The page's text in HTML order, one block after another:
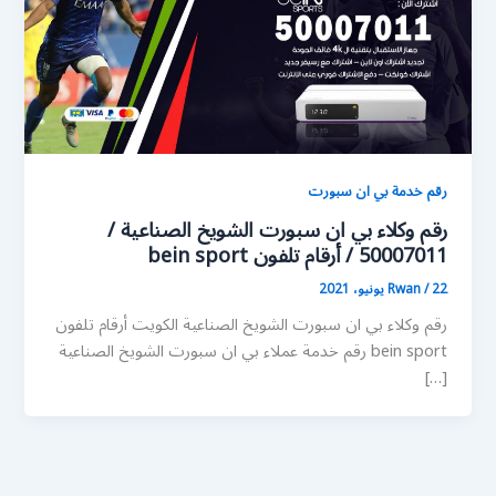
رقم خدمة بي ان سبورت
رقم وكلاء بي ان سبورت الشويخ الصناعية /
50007011 / أرقام تلفون bein sport
Rwan/22 يونيو، 2021
رقم وكلاء بي ان سبورت الشويخ الصناعية الكويت أرقام تلفون
bein sport رقم خدمة عملاء بي ان سبورت الشويخ الصناعية
[…]